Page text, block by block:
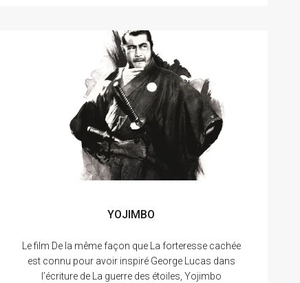
YOJIMBO
Le film De la même façon que La forteresse cachée
est connu pour avoir inspiré George Lucas dans
l’écriture de La guerre des étoiles, Yojimbo